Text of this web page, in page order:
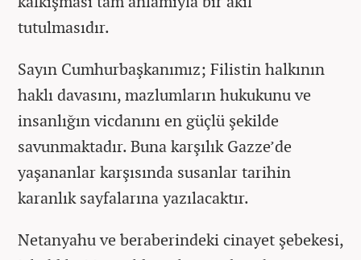
tutulmasıdır.
Sayın Cumhurbaşkanımız; Filistin halkının
haklı davasını, mazlumların hukukunu ve
insanlığın vicdanını en güçlü şekilde
savunmaktadır. Buna karşılık Gazze’de
yaşananlar karşısında susanlar tarihin
karanlık sayfalarına yazılacaktır.
Netanyahu ve beraberindeki cinayet şebekesi,